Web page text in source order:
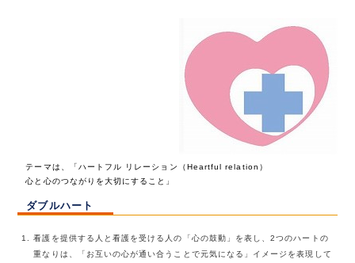
テーマは、「ハートフル リレーション（Heartful relation）
心と心のつながりを大切にすること」
ダブルハート
看護を提供する人と看護を受ける人の「心の鼓動」を表し、2つのハートの
重なりは、「お互いの心が通い合うことで元気になる」イメージを表現して